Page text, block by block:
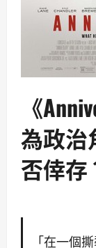
《
為政治
否倖存
「在一個